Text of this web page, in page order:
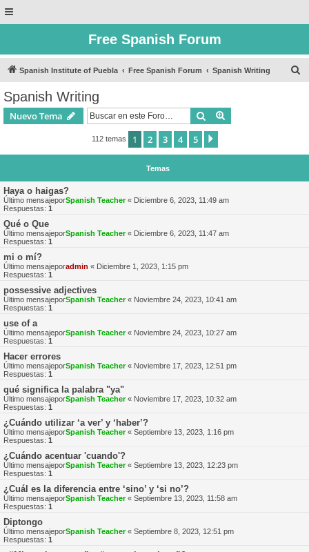
Free Spanish Forum
Spanish Institute of Puebla Free Spanish Forum Spanish Writing
Spanish Writing
Nuevo Tema Buscar
112 temas 1 2 3 4 5
Temas
Haya o haigas?
Último mensajeporSpanish Teacher« Diciembre 6, 2023, 11:49 am
Respuestas: 1
Qué o Que
Último mensajeporSpanish Teacher« Diciembre 6, 2023, 11:47 am
Respuestas: 1
mi o mí?
Último mensajeporadmin « Diciembre 1, 2023, 1:15 pm
Respuestas: 1
possessive adjectives
Último mensajeporSpanish Teacher« Noviembre 24, 2023, 10:41 am
Respuestas: 1
use of a
Último mensajeporSpanish Teacher« Noviembre 24, 2023, 10:27 am
Respuestas: 1
Hacer errores
Último mensajeporSpanish Teacher« Noviembre 17, 2023, 12:51 pm
Respuestas: 1
qué significa la palabra "ya"
Último mensajeporSpanish Teacher« Noviembre 17, 2023, 10:32 am
Respuestas: 1
¿Cuándo utilizar ‘a ver’ y ‘haber’?
Último mensajeporSpanish Teacher« Septiembre 13, 2023, 1:16 pm
Respuestas: 1
¿Cuándo acentuar 'cuando'?
Último mensajeporSpanish Teacher« Septiembre 13, 2023, 12:23 pm
Respuestas: 1
¿Cuál es la diferencia entre ‘sino’ y ‘si no’?
Último mensajeporSpanish Teacher« Septiembre 13, 2023, 11:58 am
Respuestas: 1
Diptongo
Último mensajeporSpanish Teacher« Septiembre 8, 2023, 12:51 pm
Respuestas: 1